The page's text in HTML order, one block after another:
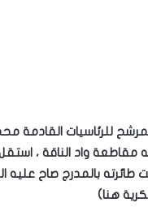
المرشح للرئاسيات
مقاطعة واد الناقة ،
طائرته بالمدرج صاح
هنا)